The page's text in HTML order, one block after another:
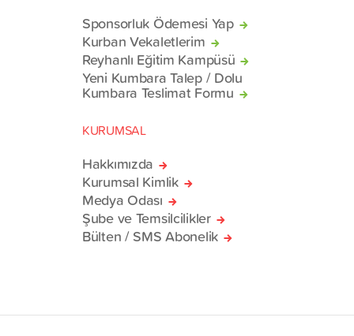
Sponsorluk Ödemesi Yap
Kurban Vekaletlerim
Reyhanlı Eğitim Kampüsü
Yeni Kumbara Talep / Dolu
Kumbara Teslimat Formu
KURUMSAL
Hakkımızda
Kurumsal Kimlik
Medya Odası
Şube ve Temsilcilikler
Bülten / SMS Abonelik